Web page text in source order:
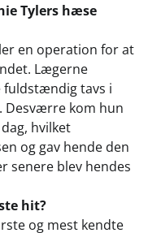
Tylers hæse
en operation for at
Lægerne
tavs i
Desværre kom hun
hvilket
og gav hende den
senere blev hendes
hit?
og mest kendte